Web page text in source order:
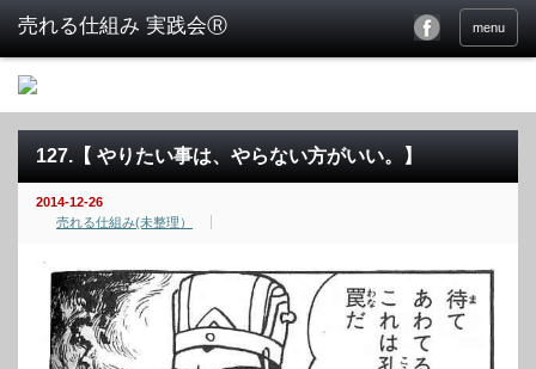
menu
127.【 やりたい事は、やらない方がいい。】
2014-12-26
売れる仕組み(未整理）